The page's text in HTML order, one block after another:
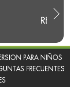
PARA NIÑOS
FRECUENTES